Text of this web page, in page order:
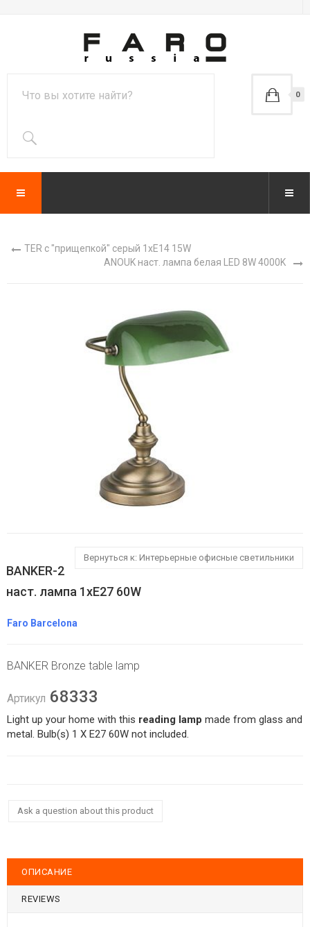
0
TER с "прищепкой" серый 1xE14 15W
ANOUK наст. лампа белая LED 8W 4000K
Вернуться к: Интерьерные офисные светильники
BANKER-2
наст. лампа 1хE27 60W
Faro Barcelona
BANKER Bronze table lamp
Артикул 68333
Light up your home with this reading lamp made from glass and
metal. Bulb(s) 1 X E27 60W not included.
Ask a question about this product
ОПИСАНИЕ
REVIEWS